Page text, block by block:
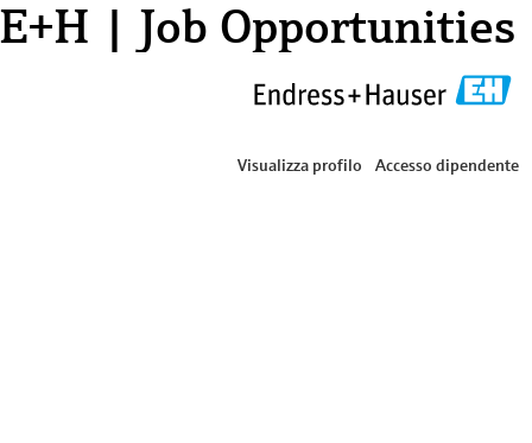
E+H | Job Opportunities
Visualizza profilo Accesso dipendente